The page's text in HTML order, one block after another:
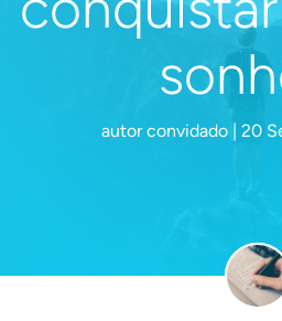
autor convidado | 20